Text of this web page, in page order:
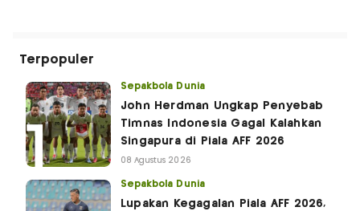
Terpopuler
Sepakbola Dunia
John Herdman Ungkap Penyebab
Timnas Indonesia Gagal Kalahkan
Singapura di Piala AFF 2026
08 Agustus 2026
Sepakbola Dunia
Lupakan Kegagalan Piala AFF 2026,